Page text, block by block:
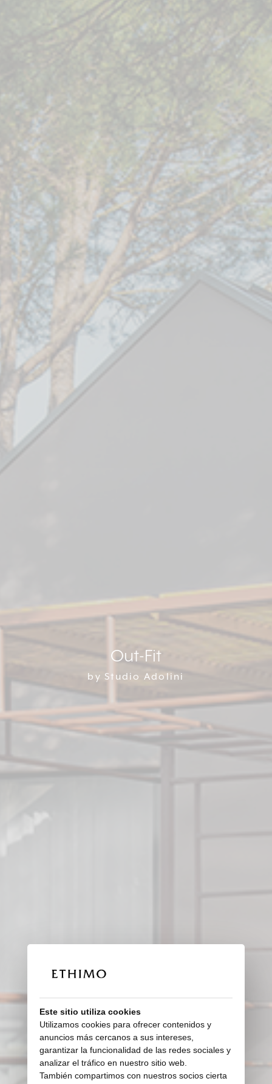
Out-Fit
by Studio Adolini
Este sitio utiliza cookies
Utilizamos cookies para ofrecer contenidos y
anuncios más cercanos a sus intereses,
garantizar la funcionalidad de las redes sociales y
analizar el tráfico en nuestro sitio web.
También compartimos con nuestros socios cierta